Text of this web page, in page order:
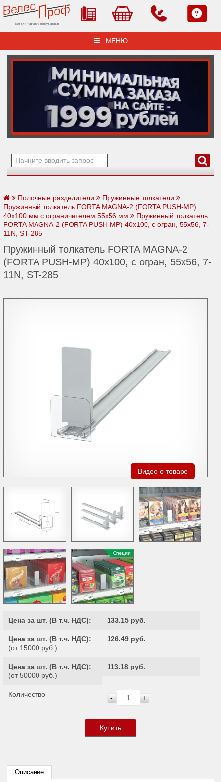
Все для торгового оборудования
МЕНЮ
Полочные разделители
Пружинные толкатели
Пружинный толкатель FORTA MAGNA-2 (FORTA PUSH-МP)
40х100 мм с ограничителем 55х56 мм
Пружинный толкатель
FORTA MAGNA-2 (FORTA PUSH-МP) 40х100, c огран, 55x56, 7-
11N, ST-285
Пружинный толкатель FORTA MAGNA-2
(FORTA PUSH-МP) 40х100, c огран, 55x56, 7-
11N, ST-285
Видео о товаре
Цена за шт. (В т.ч. НДС): 133.15 руб.
Цена за шт. (В т.ч. НДС):
(от 15000 руб.)
126.49 руб.
Цена за шт. (В т.ч. НДС):
(от 50000 руб.)
113.18 руб.
Количество - +
Купить
Описание